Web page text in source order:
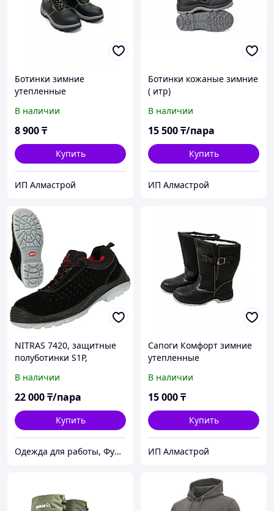
Ботинки зимние
утепленные
В наличии
8 900₸
Купить
ИП Алмастрой
Ботинки кожаные зимние
( итр)
В наличии
15 500₸/пара
Купить
ИП Алмастрой
NITRAS 7420, защитные
полуботинки S1P,
микрофибра,
металлический
В наличии
22 000₸/пара
Купить
Одежда для работы, Функциональная одежда, СИЗ, Аксессуары, Средства для промывания глаз.
Сапоги Комфорт зимние
утепленные
В наличии
15 000₸
Купить
ИП Алмастрой